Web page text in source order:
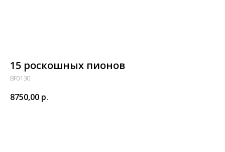
15 роскошных пионов
BF0130
8750,00 р.